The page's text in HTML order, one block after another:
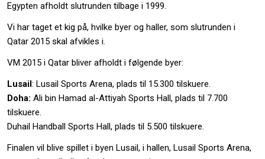
Egypten afholdt slutrunden tilbage i 1999.
Vi har taget et kig på, hvilke byer og haller, som slutrunden i
Qatar 2015 skal afvikles i.
VM 2015 i Qatar bliver afholdt i følgende byer:
Lusail: Lusail Sports Arena, plads til 15.300 tilskuere.
Doha: Ali bin Hamad al-Attiyah Sports Hall, plads til 7.700
tilskuere.
Duhail Handball Sports Hall, plads til 5.500 tilskuere.
Finalen vil blive spillet i byen Lusail, i hallen, Lusail Sports Arena,